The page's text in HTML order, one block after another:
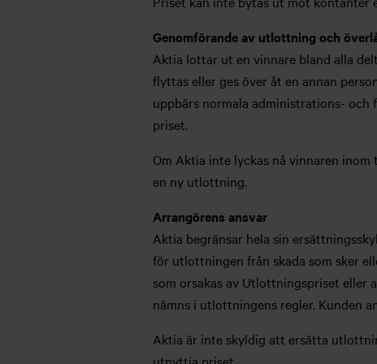
Genomförande av utlottning och
Aktia lottar ut en vinnare bland alla
flyttas eller ges över åt en annan
uppbärs normala administrations- och
priset.
Om Aktia inte lyckas nå vinnaren
en ny utlottning.
Arrangörens ansvar
Aktia begränsar hela sin
för utlottningen från skada som sker
som orsakas av Utlottningspriset eller
nämns i utlottningens regler. Kunden
Aktia är inte skyldig att ersätta